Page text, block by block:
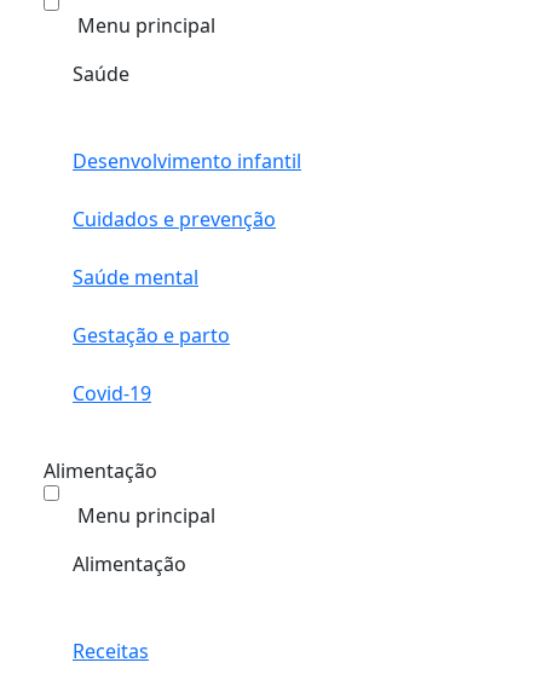
Menu principal
Saúde
Desenvolvimento infantil
Cuidados e prevenção
Saúde mental
Gestação e parto
Covid-19
Alimentação
Menu principal
Alimentação
Receitas